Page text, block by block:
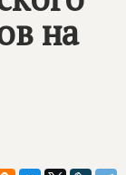
на